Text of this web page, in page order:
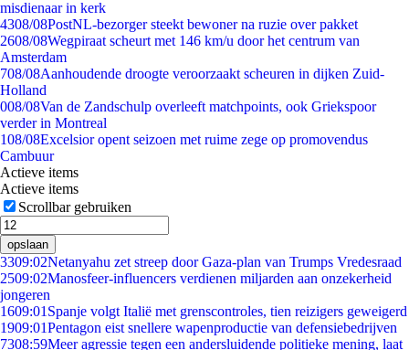
misdienaar in kerk
4308/08PostNL-bezorger steekt bewoner na ruzie over pakket
2608/08Wegpiraat scheurt met 146 km/u door het centrum van
Amsterdam
708/08Aanhoudende droogte veroorzaakt scheuren in dijken Zuid-
Holland
008/08Van de Zandschulp overleeft matchpoints, ook Griekspoor
verder in Montreal
108/08Excelsior opent seizoen met ruime zege op promovendus
Cambuur
Actieve items
Actieve items
Scrollbar gebruiken
opslaan
3309:02Netanyahu zet streep door Gaza-plan van Trumps Vredesraad
2509:02Manosfeer-influencers verdienen miljarden aan onzekerheid
jongeren
1609:01 Spanje volgt Italië met grenscontroles, tien reizigers geweigerd
1909:01Pentagon eist snellere wapenproductie van defensiebedrijven
7308:59Meer agressie tegen een andersluidende politieke mening, laat